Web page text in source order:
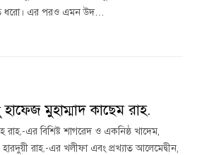
ধরো। এর পরও এমন উদ…
মুহাম্মাদ কাছেম রাহ.
এর বিশিষ্ট শাগরেদ ও একনিষ্ঠ খাদেম,
রাহ.-এর খলীফা এবং প্রখ্যাত আলেমেদ্বীন,